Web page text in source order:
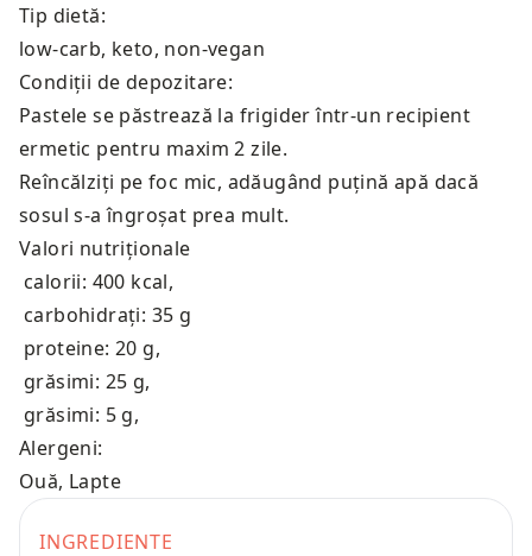
Tip dietă:
low-carb, keto, non-vegan
Condiții de depozitare:
Pastele se păstrează la frigider într-un recipient
ermetic pentru maxim 2 zile.
Reîncălziți pe foc mic, adăugând puțină apă dacă
sosul s-a îngroșat prea mult.
Valori nutriționale
calorii: 400 kcal,
carbohidrați: 35 g
proteine: 20 g,
grăsimi: 25 g,
grăsimi: 5 g,
Alergeni:
Ouă, Lapte
INGREDIENTE